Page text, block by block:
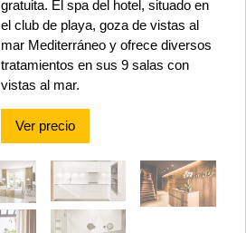
gratuita. El spa del hotel, situado en
el club de playa, goza de vistas al
mar Mediterráneo y ofrece diversos
tratamientos en sus 9 salas con
vistas al mar.
Ver precio